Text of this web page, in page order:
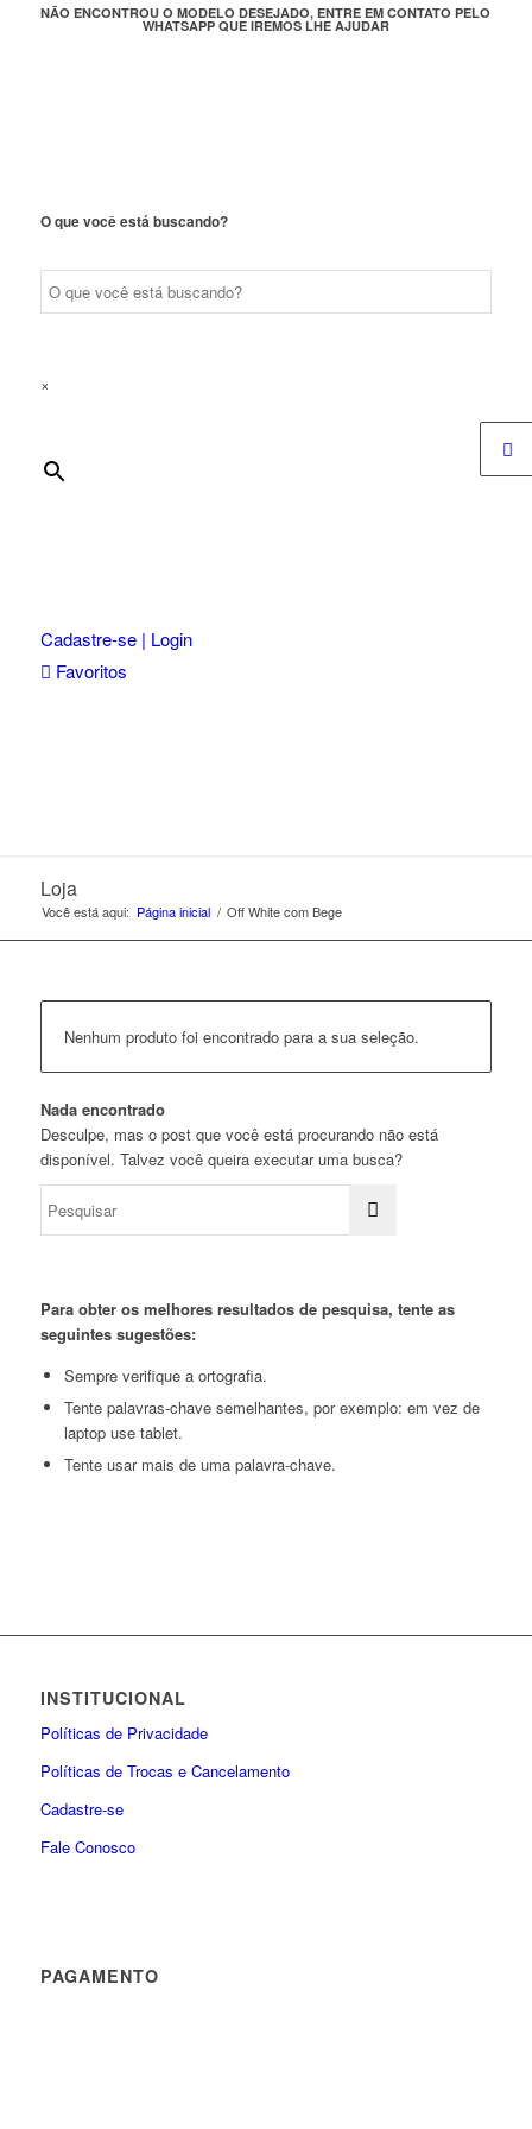
NÃO ENCONTROU O MODELO DESEJADO, ENTRE EM CONTATO PELO
WHATSAPP QUE IREMOS LHE AJUDAR
O que você está buscando?
×
Cadastre-se | Login
Favoritos
Loja
Você está aqui: Página inicial / Off White com Bege
Nenhum produto foi encontrado para a sua seleção.
Nada encontrado
Desculpe, mas o post que você está procurando não está
disponível. Talvez você queira executar uma busca?
Para obter os melhores resultados de pesquisa, tente as
seguintes sugestões:
Sempre verifique a ortografia.
Tente palavras-chave semelhantes, por exemplo: em vez de
laptop use tablet.
Tente usar mais de uma palavra-chave.
INSTITUCIONAL
Políticas de Privacidade
Políticas de Trocas e Cancelamento
Cadastre-se
Fale Conosco
PAGAMENTO